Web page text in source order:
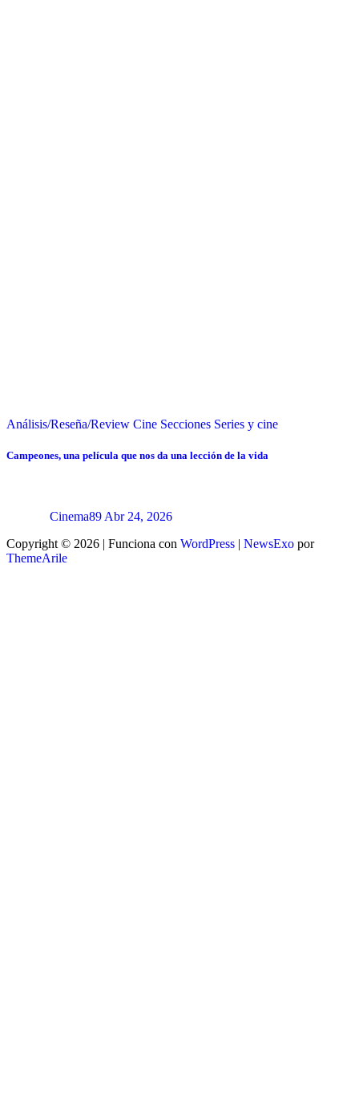
Análisis/Reseña/Review Cine Secciones Series y cine
Campeones, una película que nos da una lección de la vida
Cinema89 Abr 24, 2026
Copyright © 2026 | Funciona con WordPress | NewsExo por
ThemeArile